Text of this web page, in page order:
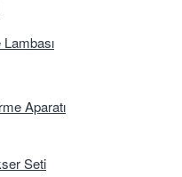
Aparatı
Seti